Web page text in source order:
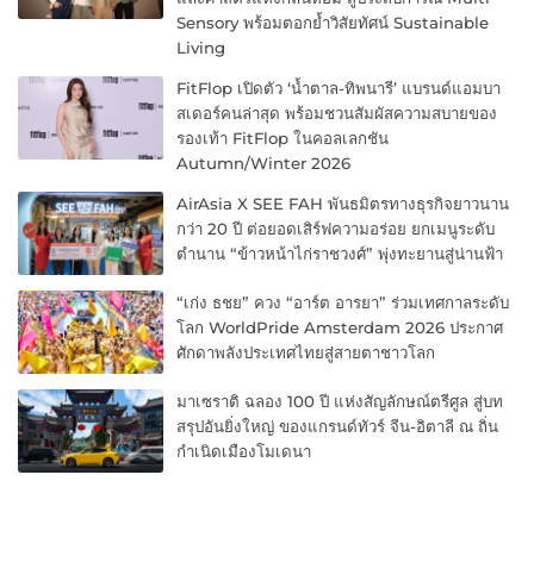
Sensory พร้อมตอกย้ำวิสัยทัศน์ Sustainable
Living
FitFlop เปิดตัว ‘น้ำตาล-ทิพนารี’ แบรนด์แอมบา
สเดอร์คนล่าสุด พร้อมชวนสัมผัสความสบายของ
รองเท้า FitFlop ในคอลเลกชัน
Autumn/Winter 2026
AirAsia X SEE FAH พันธมิตรทางธุรกิจยาวนาน
กว่า 20 ปี ต่อยอดเสิร์ฟความอร่อย ยกเมนูระดับ
ตำนาน “ข้าวหน้าไก่ราชวงศ์” พุ่งทะยานสู่น่านฟ้า
“เก่ง ธชย” ควง “อาร์ต อารยา” ร่วมเทศกาลระดับ
โลก WorldPride Amsterdam 2026 ประกาศ
ศักดาพลังประเทศไทยสู่สายตาชาวโลก
มาเซราติ ฉลอง 100 ปี แห่งสัญลักษณ์ตรีศูล สู่บท
สรุปอันยิ่งใหญ่ ของแกรนด์ทัวร์ จีน-อิตาลี ณ ถิ่น
กำเนิดเมืองโมเดนา